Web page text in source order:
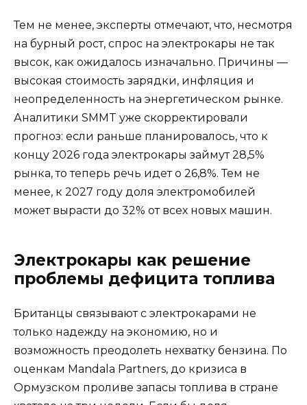
Тем не менее, эксперты отмечают, что, несмотря
на бурный рост, спрос на электрокары не так
высок, как ожидалось изначально. Причины —
высокая стоимость зарядки, инфляция и
неопределенность на энергетическом рынке.
Аналитики SMMT уже скорректировали
прогноз: если раньше планировалось, что к
концу 2026 года электрокары займут 28,5%
рынка, то теперь речь идет о 26,8%. Тем не
менее, к 2027 году доля электромобилей
может вырасти до 32% от всех новых машин.
Электрокары как решение
проблемы дефицита топлива
Британцы связывают с электрокарами не
только надежду на экономию, но и
возможность преодолеть нехватку бензина. По
оценкам Mandala Partners, до кризиса в
Ормузском проливе запасы топлива в стране